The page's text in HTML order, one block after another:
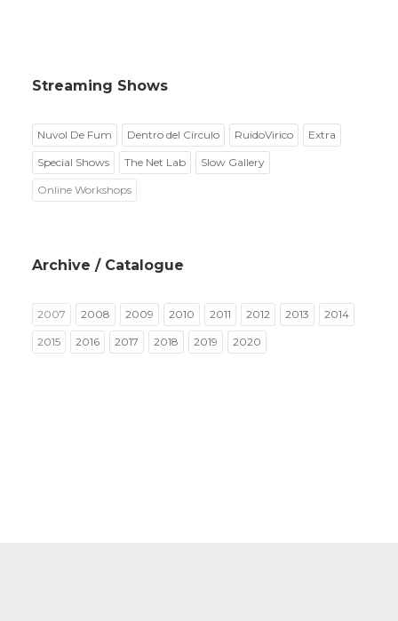
Streaming Shows
Nuvol De Fum Dentro del Círculo RuidoVirico Extra
Special Shows The Net Lab Slow Gallery
Online Workshops
Archive / Catalogue
2007 2008 2009 2010 2011 2012 2013 2014
2015 2016 2017 2018 2019 2020